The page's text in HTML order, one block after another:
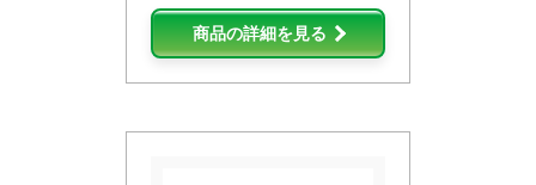
商品の詳細を見る